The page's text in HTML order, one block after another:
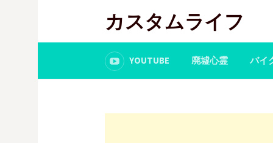
テ
カスタムライフ
YOUTUBE 廃墟心霊 バイ